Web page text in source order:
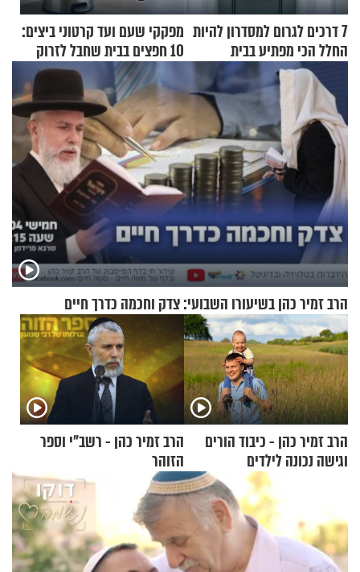
7 דרכים לגרום למסדרון להיות
החלל הכי מפתיע בבית
מפקקי שעם ועד קרטוני ביצים:
10 חפצים בבית שחבל לזרוק
הרב זמיר כהן בשיעורו השבועי: צדק וחכמה כדרך חיים
הרב זמיר כהן - כיבוד הורים
וגישה נכונה לילדים
הרב זמיר כהן - רשב"י וספר
הזוהר